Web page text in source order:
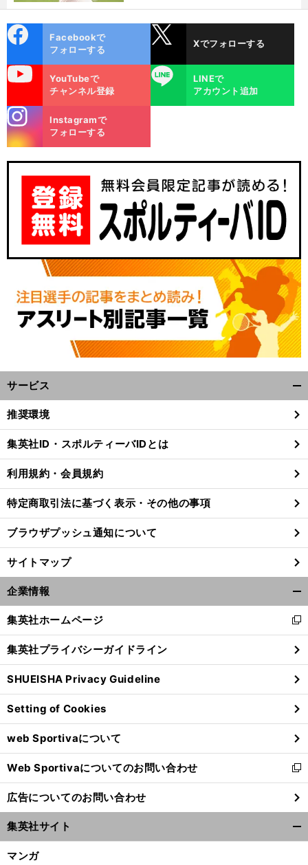
・
】
、
選ぶ理由
ok
Facebookで
フォローする
Xでフォローする
YouTubeで
チャンネル登録
LINE
LINEで
アカウント追加
m
Instagramで
フォローする
サービス
閉
る
推奨環境
集英社ID・スポルティーバIDとは
利用規約・会員規約
特定商取引法に基づく表示・その他の事項
ブラウザプッシュ通知について
サイトマップ
企業情報
閉
る
集英社ホームページ
新
し
い
ウ
ィ
ン
ド
ウ
で
開
く
集英社プライバシーガイドライン
SHUEISHA Privacy Guideline
Setting of Cookies
web Sportivaについて
Web Sportivaについてのお問い合わせ
新
し
い
ウ
ィ
ン
広告についてのお問い合わせ
集英社サイト
マンガ